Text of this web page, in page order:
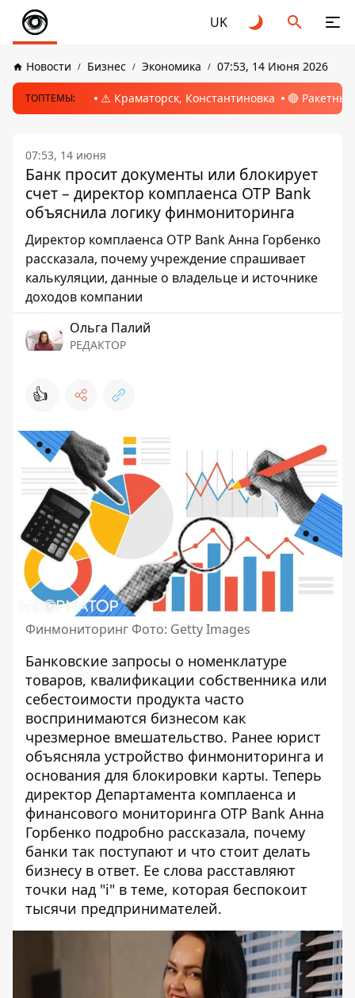
UK
Новости Бизнес Экономика 07:53, 14 Июня 2026
ТОПТЕМЫ: ⚠️ Краматорск, Константиновка 🔴
07:53, 14 июня
Банк просит документы или блокирует
счет – директор комплаенса OTP Bank
объяснила логику финмониторинга
Директор комплаенса OTP Bank Анна Горбенко
рассказала, почему учреждение спрашивает
калькуляции, данные о владельце и источнике
доходов компании
Ольга Палий
РЕДАКТОР
👍
Финмониторинг Фото: Getty Images
Банковские запросы о номенклатуре
товаров, квалификации собственника или
себестоимости продукта часто
воспринимаются бизнесом как
чрезмерное вмешательство. Ранее юрист
объясняла устройство финмониторинга и
основания для блокировки карты. Теперь
директор Департамента комплаенса и
финансового мониторинга OTP Bank Анна
Горбенко подробно рассказала, почему
банки так поступают и что стоит делать
бизнесу в ответ. Ее слова расставляют
точки над "i" в теме, которая беспокоит
тысячи предпринимателей.